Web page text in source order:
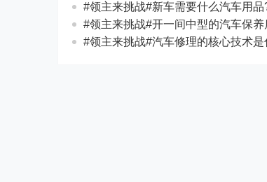
#领主来挑战#新车需要什么汽车用品
#领主来挑战#开一间中型的汽车保养
#领主来挑战#汽车修理的核心技术是